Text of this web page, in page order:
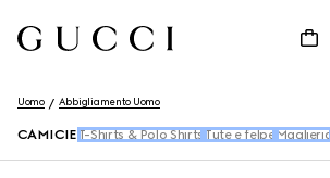
Uomo Abbigliamento Uomo
CAMICIE T-Shirts & Polo Shirts Tute e felpe Maglieria